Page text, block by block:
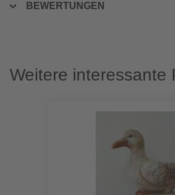
BEWERTUNGEN
Weitere interessante